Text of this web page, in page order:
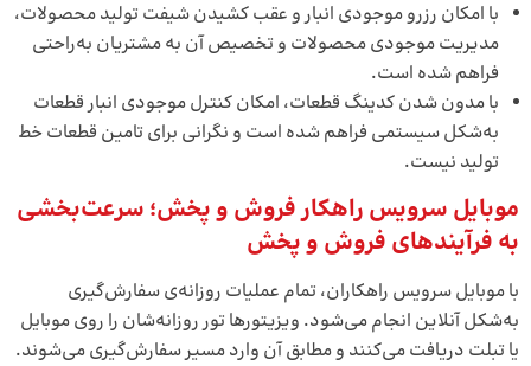
با امکان رزرو موجودی انبار و عقب کشیدن شیفت تولید محصولات،
مدیریت موجودی محصولات و تخصیص آن به مشتریان به‌راحتی
فراهم شده است.
با مدون شدن کدینگ قطعات، امکان کنترل موجودی انبار قطعات
به‌شکل سیستمی فراهم شده است و نگرانی برای تامین قطعات خط
تولید نیست.
موبایل سرویس راهکار فروش و پخش؛ سرعت‌بخشی
به فرآیندهای فروش و پخش
با موبایل سرویس راهکاران، تمام عملیات روزانه‌ی سفارش‌گیری
به‌شکل آنلاین انجام می‌شود. ویزیتورها تور روزانه‌شان را روی موبایل
یا تبلت دریافت می‌کنند و مطابق آن وارد مسیر سفارش‌گیری می‌شوند.